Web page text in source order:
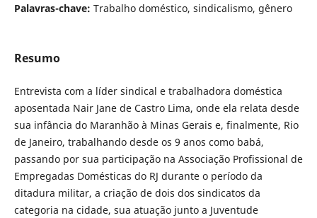
Palavras-chave: Trabalho doméstico, sindicalismo, gênero
Resumo
Entrevista com a líder sindical e trabalhadora doméstica
aposentada Nair Jane de Castro Lima, onde ela relata desde
sua infância do Maranhão à Minas Gerais e, finalmente, Rio
de Janeiro, trabalhando desde os 9 anos como babá,
passando por sua participação na Associação Profissional de
Empregadas Domésticas do RJ durante o período da
ditadura militar, a criação de dois dos sindicatos da
categoria na cidade, sua atuação junto a Juventude